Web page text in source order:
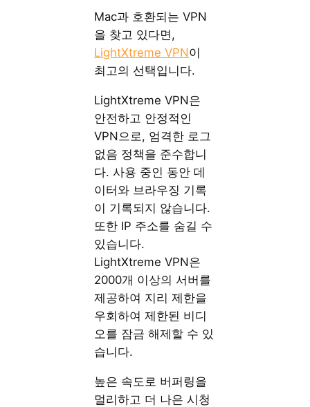
Mac과 호환되는 VPN
을 찾고 있다면,
LightXtreme VPN이
최고의 선택입니다.
LightXtreme VPN은
안전하고 안정적인
VPN으로, 엄격한 로그
없음 정책을 준수합니
다. 사용 중인 동안 데
이터와 브라우징 기록
이 기록되지 않습니다.
또한 IP 주소를 숨길 수
있습니다.
LightXtreme VPN은
2000개 이상의 서버를
제공하여 지리 제한을
우회하여 제한된 비디
오를 잠금 해제할 수 있
습니다.
높은 속도로 버퍼링을
멀리하고 더 나은 시청